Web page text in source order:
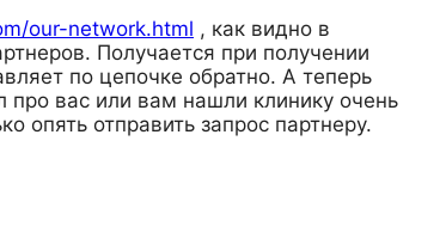
our-network.html , как видно в
Получается при получении
по цепочке обратно. А теперь
про вас или вам нашли клинику очень
отправить запрос партнеру.